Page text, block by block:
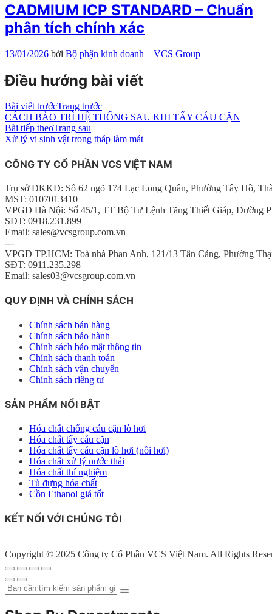
CADMIUM ICP STANDARD – Chuẩn
phân tích chính xác
13/01/2026 bởi Bộ phận kinh doanh – VCS Group
Điều hướng bài viết
Bài viết trướcTrang trước
CÁCH BẢO TRÌ HỆ THỐNG SAU KHI TẨY CÁU CẶN
Bài tiếp theoTrang sau
Xử lý vi sinh vật trong tháp làm mát
CÔNG TY CỔ PHẦN VCS VIỆT NAM
Trụ sở ĐKKD: Số 62 ngõ 174 Lạc Long Quân, Phường Tây Hồ,
MST: 0107013410
VPGD Hà Nội: Số 45/1, TT Bộ Tư Lệnh Tăng Thiết Giáp, Đường
SĐT: 0918.231.899
Email: sales@vcsgroup.com.vn
---
VPGD TP.HCM: Toà nhà Phan Anh, 121/13 Tân Cảng, Phường
SĐT: 0911.235.298
Email: sales03@vcsgroup.com.vn
QUY ĐỊNH VÀ CHÍNH SÁCH
Chính sách bán hàng
Chính sách bảo hành
Chính sách bảo mật thông tin
Chính sách thanh toán
Chính sách vận chuyển
Chính sách riêng tư
SẢN PHẨM NỔI BẬT
Hóa chất chống cáu cặn lò hơi
Hóa chất tẩy cáu cặn
Hóa chất tẩy cáu cặn lò hơi (nồi hơi)
Hóa chất xử lý nước thải
Hóa chất thí nghiệm
Tủ đựng hóa chất
Cồn Ethanol giá tốt
KẾT NỐI VỚI CHÚNG TÔI
Copyright © 2025 Công ty Cổ Phần VCS Việt Nam. All Rights